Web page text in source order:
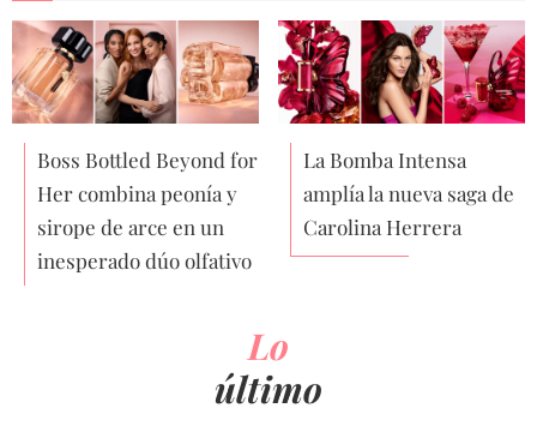
Boss Bottled Beyond for
Her combina peonía y
sirope de arce en un
inesperado dúo olfativo
La Bomba Intensa
amplía la nueva saga de
Carolina Herrera
Lo
último